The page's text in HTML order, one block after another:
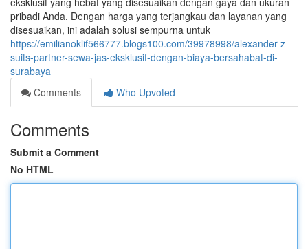
pribadi Anda. Dengan harga yang terjangkau dan layanan yang
disesuaikan, ini adalah solusi sempurna untuk
https://emilianoklif566777.blogs100.com/39978998/alexander-z-
suits-partner-sewa-jas-eksklusif-dengan-biaya-bersahabat-di-
surabaya
Comments
Who Upvoted
Comments
Submit a Comment
No HTML